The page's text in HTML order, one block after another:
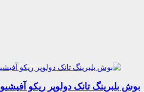
بوش بلبرینگ تانک دولوپر ریکو آفیشیو Richo Aficio